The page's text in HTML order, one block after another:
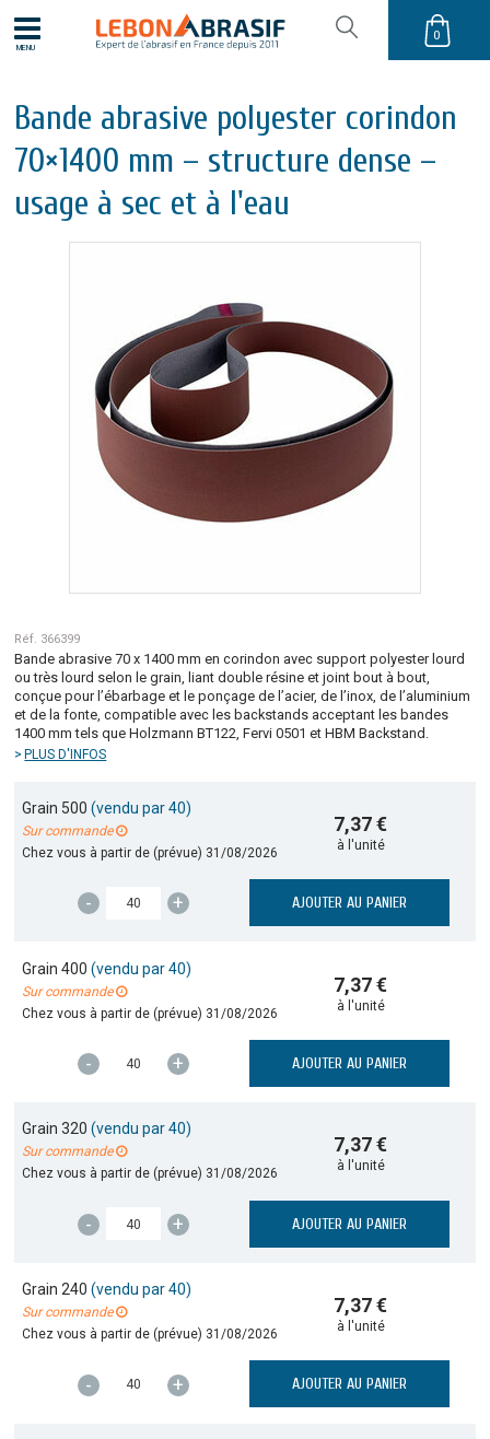
MENU
0
Bande abrasive polyester corindon
70×1400 mm – structure dense –
usage à sec et à l'eau
Réf. 366399
Bande abrasive 70 x 1400 mm en corindon avec support polyester lourd
ou très lourd selon le grain, liant double résine et joint bout à bout,
conçue pour l’ébarbage et le ponçage de l’acier, de l’inox, de l’aluminium
et de la fonte, compatible avec les backstands acceptant les bandes
1400 mm tels que Holzmann BT122, Fervi 0501 et HBM Backstand.
PLUS D'INFOS
Grain 500(vendu par 40)
Sur commande
Chez vous à partir de (prévue) 31/08/2026
7,37 €
à l'unité
- + AJOUTER AU PANIER
Grain 400(vendu par 40)
Sur commande
Chez vous à partir de (prévue) 31/08/2026
7,37 €
à l'unité
- + AJOUTER AU PANIER
Grain 320(vendu par 40)
Sur commande
Chez vous à partir de (prévue) 31/08/2026
7,37 €
à l'unité
- + AJOUTER AU PANIER
Grain 240(vendu par 40)
Sur commande
Chez vous à partir de (prévue) 31/08/2026
7,37 €
à l'unité
- + AJOUTER AU PANIER